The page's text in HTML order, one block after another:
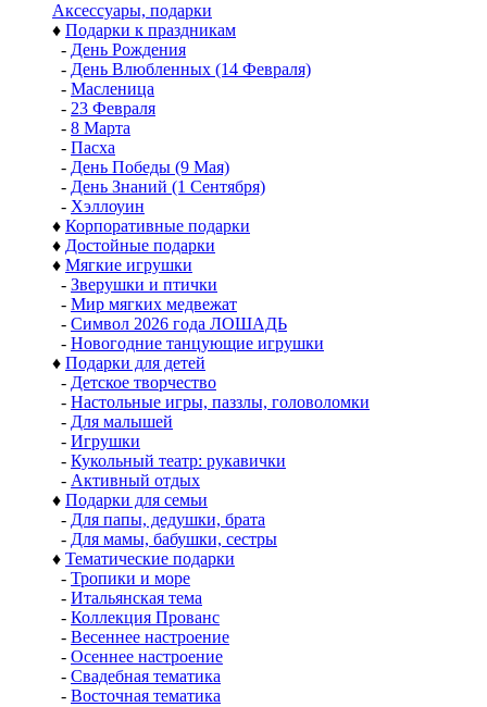
Аксессуары, подарки
♦ Подарки к праздникам
- День Рождения
- День Влюбленных (14 Февраля)
- Масленица
- 23 Февраля
- 8 Марта
- Пасха
- День Победы (9 Мая)
- День Знаний (1 Сентября)
- Хэллоуин
♦ Корпоративные подарки
♦ Достойные подарки
♦ Мягкие игрушки
- Зверушки и птички
- Мир мягких медвежат
- Символ 2026 года ЛОШАДЬ
- Новогодние танцующие игрушки
♦ Подарки для детей
- Детское творчество
- Настольные игры, паззлы, головоломки
- Для малышей
- Игрушки
- Кукольный театр: рукавички
- Активный отдых
♦ Подарки для семьи
- Для папы, дедушки, брата
- Для мамы, бабушки, сестры
♦ Тематические подарки
- Тропики и море
- Итальянская тема
- Коллекция Прованс
- Весеннее настроение
- Осеннее настроение
- Свадебная тематика
- Восточная тематика